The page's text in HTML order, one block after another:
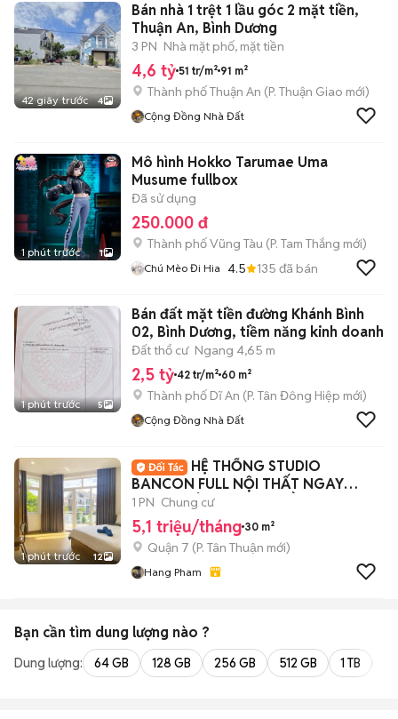
42 giây trước 4
Bán nhà 1 trệt 1 lầu góc 2 mặt tiền,
Thuận An, Bình Dương
3 PN Nhà mặt phố, mặt tiền
4,6 tỷ 51 tr/m² 91 m²
Thành phố Thuận An (P. Thuận Giao mới)
Cộng Đồng Nhà Đất
1 phút trước 1
Mô hình Hokko Tarumae Uma
Musume fullbox
Đã sử dụng
250.000 đ
Thành phố Vũng Tàu (P. Tam Thắng mới)
Chú Mèo Đi Hia 4.5 135 đã bán
1 phút trước 5
Bán đất mặt tiền đường Khánh Bình
02, Bình Dương, tiềm năng kinh doanh
Đất thổ cư Ngang 4,65 m
2,5 tỷ 42 tr/m² 60 m²
Thành phố Dĩ An (P. Tân Đông Hiệp mới)
Cộng Đồng Nhà Đất
1 phút trước 12
HỆ THỐNG STUDIO
BANCON FULL NỘI THẤT NGAY
TRUNG TÂM QUẬN 7, GẦN LOTTE
1 PN Chung cư
5,1 triệu/tháng 30 m²
Quận 7 (P. Tân Thuận mới)
Hang Pham
Bạn cần tìm dung lượng nào ?
Dung lượng: 64 GB 128 GB 256 GB 512 GB 1 TB